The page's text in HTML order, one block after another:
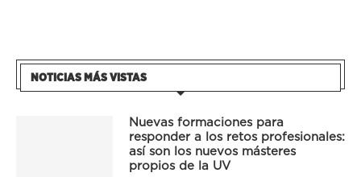
NOTICIAS MÁS VISTAS
Nuevas formaciones para
responder a los retos profesionales:
así son los nuevos másteres
propios de la UV